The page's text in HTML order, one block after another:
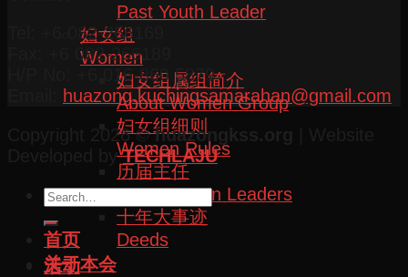
Past Youth Leader
妇女组
Women
妇女组属组简介
About Women Group
妇女组细则
Women Rules
历届主任
Past Women Leaders
十年大事迹
Deeds
活动
Tel: +6 082-266169
Fax: +6 082-266189
H/P No: +6 016-860 5879
huazong.kuchingsamarahan@gmail.com
Copyright 2026 ©huazongkss.org
Developed byTECHLAJU
首页
关于本会